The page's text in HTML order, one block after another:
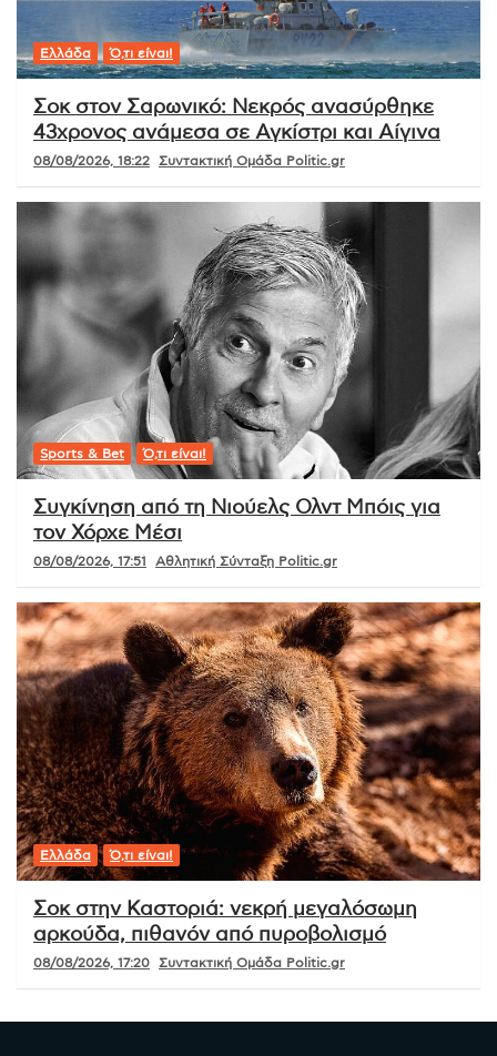
Ελλάδα Ό,τι είναι!
Σοκ στον Σαρωνικό: Νεκρός ανασύρθηκε
43χρονος ανάμεσα σε Αγκίστρι και Αίγινα
08/08/2026, 18:22 Συντακτική Ομάδα Politic.gr
Sports & Bet Ό,τι είναι!
Συγκίνηση από τη Νιούελς Ολντ Μπόις για
τον Χόρχε Μέσι
08/08/2026, 17:51 Αθλητική Σύνταξη Politic.gr
Ελλάδα Ό,τι είναι!
Σοκ στην Καστοριά: νεκρή μεγαλόσωμη
αρκούδα, πιθανόν από πυροβολισμό
08/08/2026, 17:20 Συντακτική Ομάδα Politic.gr